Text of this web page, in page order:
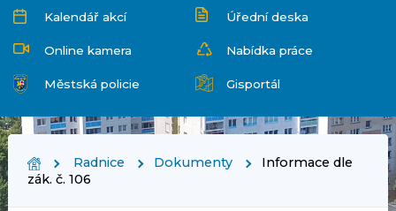
Kalendář akcí Úřední deska
Online kamera Nabídka práce
Městská policie Gisportál
Radnice Dokumenty
Informace dle
zák. č. 106